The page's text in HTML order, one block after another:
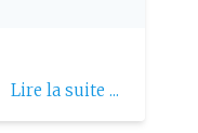
Lire la suite ...